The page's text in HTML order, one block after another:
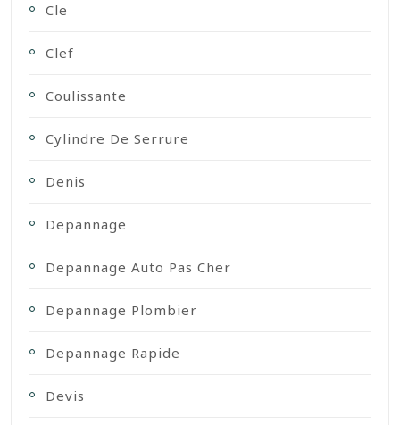
Cle
Clef
Coulissante
Cylindre De Serrure
Denis
Depannage
Depannage Auto Pas Cher
Depannage Plombier
Depannage Rapide
Devis